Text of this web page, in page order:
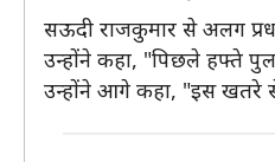
सऊदी राजकुमार से अलग
उन्होंने कहा, "पिछले हफ्ते
उन्होंने आगे कहा, "इस खतरे